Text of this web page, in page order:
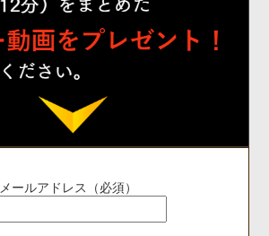
メールアドレス（必須）